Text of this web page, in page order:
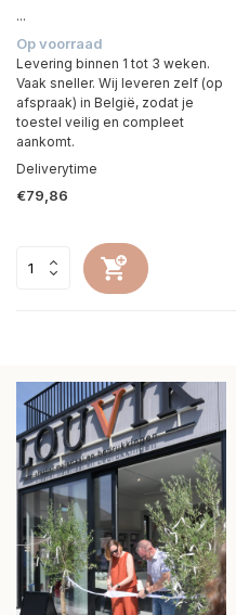
...
Op voorraad
Levering binnen 1 tot 3 weken.
Vaak sneller. Wij leveren zelf (op
afspraak) in België, zodat je
toestel veilig en compleet
aankomt.
Deliverytime
€79,86